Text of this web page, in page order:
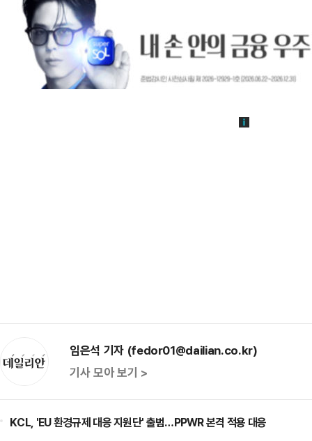
임은석 기자 (fedor01@dailian.co.kr)
기사 모아 보기 >
KCL, 'EU 환경규제 대응 지원단' 출범…PPWR 본격 적용 대응